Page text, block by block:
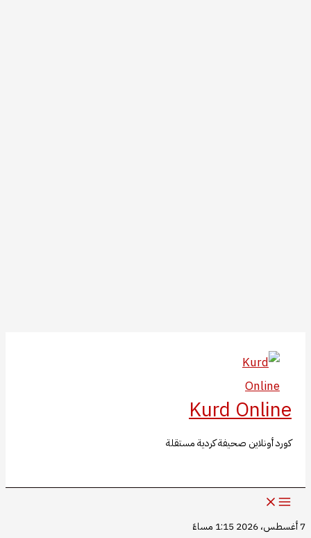
المحتوى
Kurd Online
كورد أونلاين صحيفة كردية مستقلة
7 أغسطس، 2026 1:15 مساءً